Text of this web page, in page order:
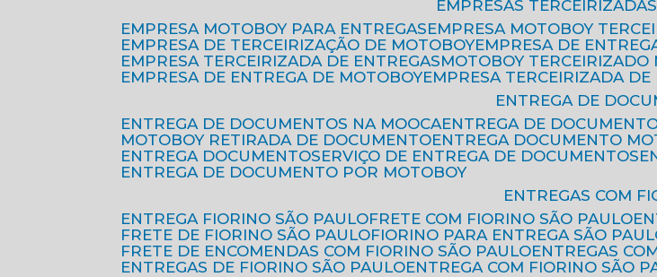
EMPRESAS
EMPRESA MOTOBOY PARA ENTREGAS
EMPRESA MOTOBOY
EMPRESA DE TERCEIRIZAÇÃO DE MOTOBOY
EMPRESA DE
EMPRESA TERCEIRIZADA DE ENTREGAS
MOTOBOY TERCEIRIZADO
EMPRESA DE ENTREGA DE MOTOBOY
EMPRESA TERCEIRIZADA
ENTREGA DE
ENTREGA DE DOCUMENTOS NA MOOCA
ENTREGA DE
MOTOBOY RETIRADA DE DOCUMENTO
ENTREGA DOCUMENTO
ENTREGA DOCUMENTO
SERVIÇO DE ENTREGA DE DOCUMENTOS
ENTREGA DE DOCUMENTO POR MOTOBOY
ENTREGAS COM
ENTREGA FIORINO SÃO PAULO
FRETE COM FIORINO SÃO PAULO
FRETE DE FIORINO SÃO PAULO
FIORINO PARA ENTREGA SÃO
FRETE DE ENCOMENDAS COM FIORINO SÃO PAULO
ENTREGAS
ENTREGAS DE FIORINO SÃO PAULO
ENTREGA COM FIORINO SÃO